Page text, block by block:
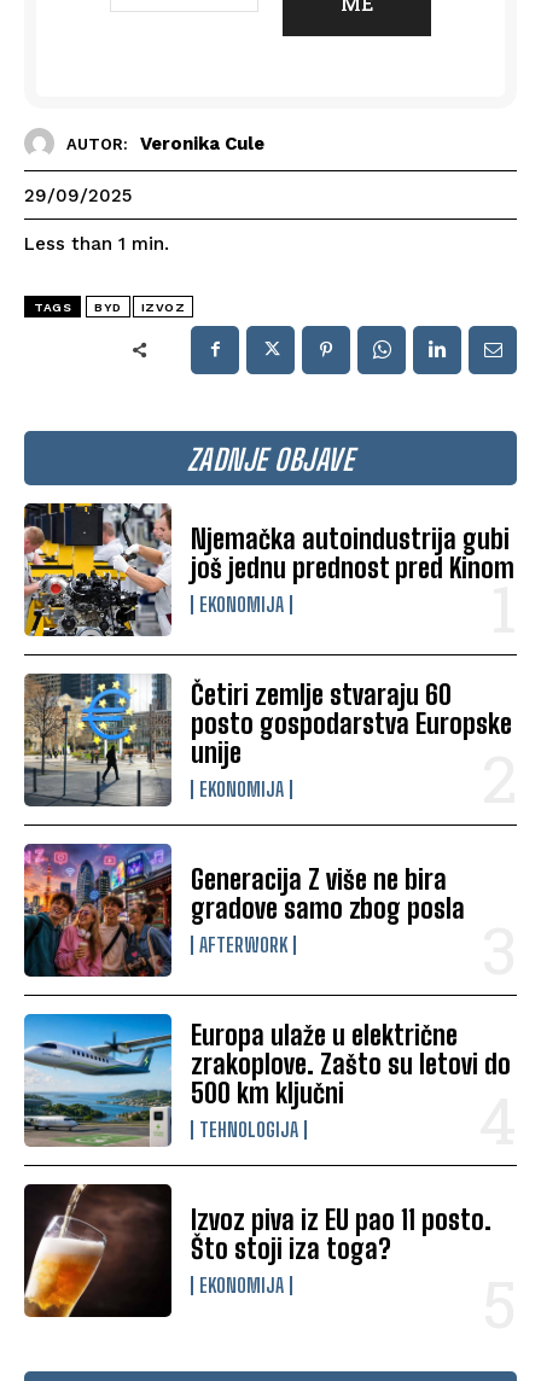
ZADNJE OBJAVE
Njemačka autoindustrija gubi
još jednu prednost pred Kinom
EKONOMIJA
Četiri zemlje stvaraju 60
posto gospodarstva Europske
unije
EKONOMIJA
Generacija Z više ne bira
gradove samo zbog posla
AFTERWORK
Europa ulaže u električne
zrakoplove. Zašto su letovi do
500 km ključni
TEHNOLOGIJA
Izvoz piva iz EU pao 11 posto.
Što stoji iza toga?
EKONOMIJA
AUTOR: Veronika Cule
29/09/2025
Less than 1 min.
TAGS BYD IZVOZ